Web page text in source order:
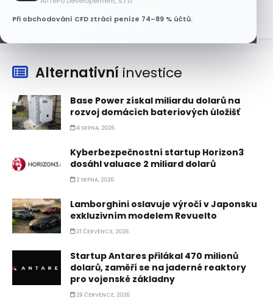
Při obchodování CFD ztrácí peníze 74–89 % účtů.
Alternativní investice
Base Power získal miliardu dolarů na
rozvoj domácích bateriových úložišť
4 SRPNA, 2026
Kyberbezpečnostní startup Horizon3
dosáhl valuace 2 miliard dolarů
2 SRPNA, 2026
Lamborghini oslavuje výročí v Japonsku
exkluzivním modelem Revuelto
31 ČERVENCE, 2026
Startup Antares přilákal 470 milionů
dolarů, zaměří se na jaderné reaktory
pro vojenské základny
29 ČERVENCE, 2026